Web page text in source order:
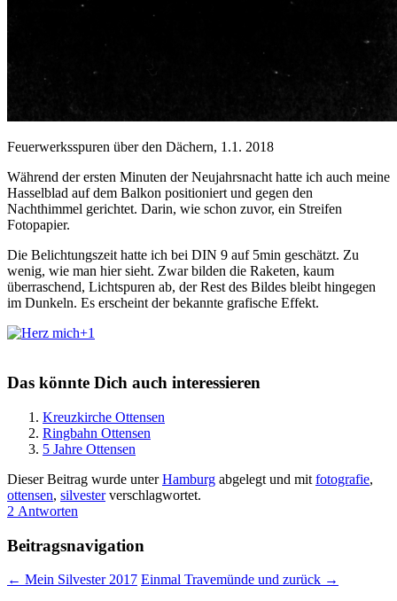
Feuerwerksspuren über den Dächern, 1.1. 2018
Während der ersten Minuten der Neujahrsnacht hatte ich auch meine
Hasselblad auf dem Balkon positioniert und gegen den
Nachthimmel gerichtet. Darin, wie schon zuvor, ein Streifen
Fotopapier.
Die Belichtungszeit hatte ich bei DIN 9 auf 5min geschätzt. Zu
wenig, wie man hier sieht. Zwar bilden die Raketen, kaum
überraschend, Lichtspuren ab, der Rest des Bildes bleibt hingegen
im Dunkeln. Es erscheint der bekannte grafische Effekt.
+1
Das könnte Dich auch interessieren
Kreuzkirche Ottensen
Ringbahn Ottensen
5 Jahre Ottensen
Dieser Beitrag wurde unterHamburg abgelegt und mit fotografie,
ottensen, silvesterverschlagwortet.
2 Antworten
Beitragsnavigation
← Mein Silvester 2017 Einmal Travemünde und zurück →